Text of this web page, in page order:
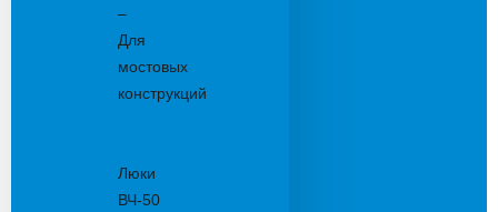
–
Для
мостовых
конструкций
Люки
ВЧ-50